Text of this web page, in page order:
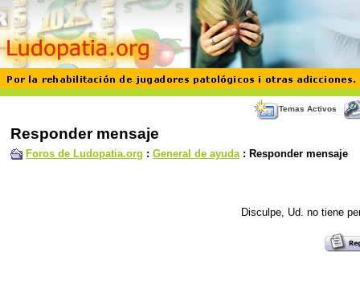
Temas Activos
Responder mensaje
Foros de Ludopatia.org : General de ayuda: Responder mensaje
Disculpe, Ud. no tiene